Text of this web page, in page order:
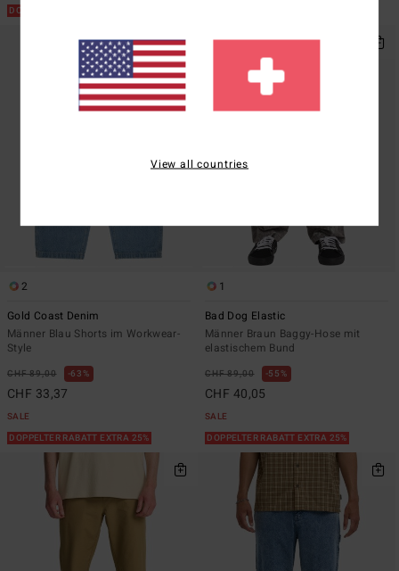
DOPPELTER RABATT EXTRA 25%
2
Gold Coast Denim
Männer Blau Shorts im Workwear-
Style
CHF 89,00 63%
CHF 33,37
SALE
DOPPELTER RABATT EXTRA 25%
1
Bad Dog Elastic
Männer Braun Baggy-Hose mit
elastischem Bund
CHF 89,00 55%
CHF 40,05
SALE
DOPPELTER RABATT EXTRA 25%
View all countries